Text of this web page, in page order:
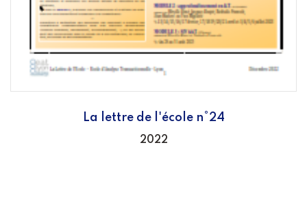
La lettre de l'école n°24
2022